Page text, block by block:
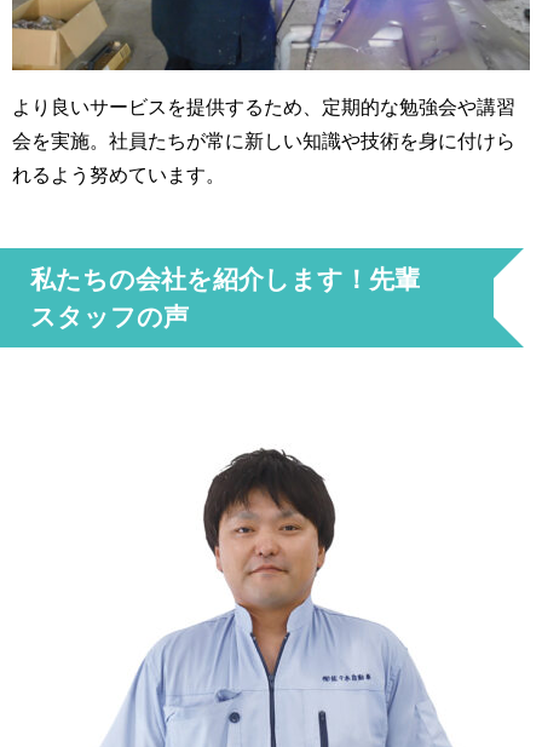
より良いサービスを提供するため、定期的な勉強会や講習
会を実施。社員たちが常に新しい知識や技術を身に付けら
れるよう努めています。
私たちの会社を紹介します！先輩
スタッフの声